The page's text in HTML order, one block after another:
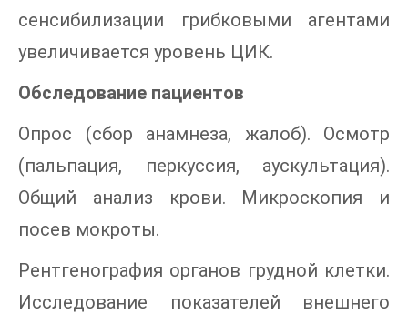
сенсибилизации грибковыми агентами
увеличивается уровень ЦИК.
Обследование пациентов
Опрос (сбор анамнеза, жалоб). Осмотр
(пальпация, перкуссия, аускультация).
Общий анализ крови. Микроскопия и
посев мокроты.
Рентгенография органов грудной клетки.
Исследование показателей внешнего